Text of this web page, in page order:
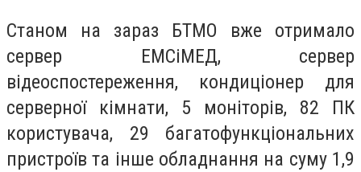
Станом на зараз БТМО вже отримало
сервер ЕМСіМЕД, сервер
відеоспостереження, кондиціонер для
серверної кімнати, 5 моніторів, 82 ПК
користувача, 29 багатофункціональних
пристроїв та інше обладнання на суму 1,9